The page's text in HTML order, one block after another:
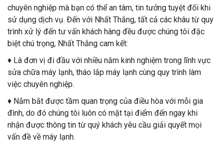
chuyên nghiệp mà bạn có thể an tâm, tin tưởng tuyệt đối khi
sử dụng dịch vụ. Đến với Nhất Thắng, tất cả các khâu từ quy
trình xử lý đến tư vấn khách hàng đều được chúng tôi đặc
biệt chú trọng, Nhất Thắng cam kết:
♦ Là đơn vị đi đầu với nhiều năm kinh nghiệm trong lĩnh vực
sửa chữa máy lạnh, tháo lắp máy lạnh cùng quy trình làm
việc chuyên nghiệp.
♦ Nắm bắt được tầm quan trọng của điều hòa với mỗi gia
đình, do đó chúng tôi luôn có mặt tại điểm đến ngay khi
nhận được thông tin từ quý khách yêu cầu giải quyết mọi
vấn đề về máy lạnh.